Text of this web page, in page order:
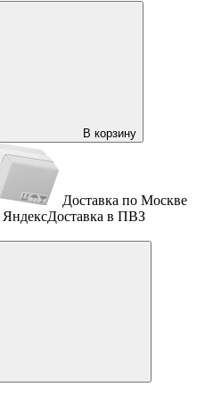
В корзину
Доставка по Москве
ЯндексДоставка в ПВЗ